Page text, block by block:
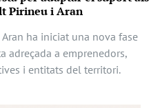
Pirineu i Aran
ha iniciat una nova fase
adreçada a emprenedors,
i entitats del territori.